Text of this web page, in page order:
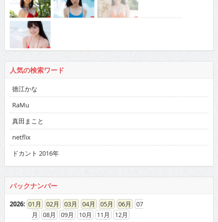
人気の検索ワード
徳江かな
RaMu
真田まこと
netflix
ドカント 2016年
バックナンバー
2026: 01 02 03 04 05 06
07
08
09 10 11
12